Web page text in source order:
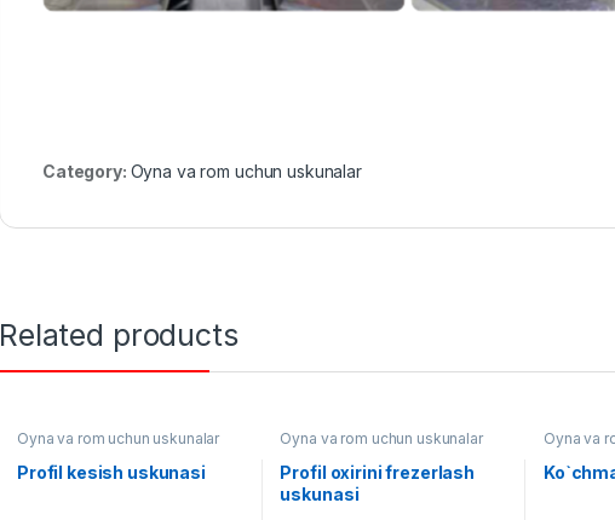
Category: Oyna va rom uchun uskunalar
Related products
Oyna va rom uchun uskunalar
Profil kesish uskunasi
Oyna va rom uchun uskunalar
Profil oxirini frezerlash
uskunasi
Oyna va